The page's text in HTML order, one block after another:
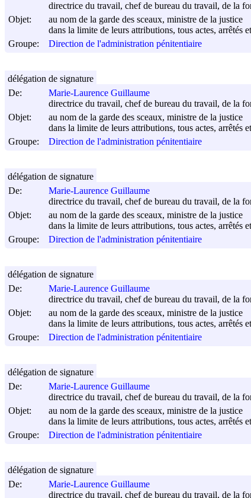
directrice du travail, chef de bureau du travail, de la
Objet:
au nom de la garde des sceaux, ministre de la justice
dans la limite de leurs attributions, tous actes, arrêtés
Groupe:
Direction de l'administration pénitentiaire
De:
Marie-Laurence Guillaume
directrice du travail, chef de bureau du travail, de la
Objet:
au nom de la garde des sceaux, ministre de la justice
dans la limite de leurs attributions, tous actes, arrêtés
Groupe:
Direction de l'administration pénitentiaire
délégation de signature
De:
Marie-Laurence Guillaume
directrice du travail, chef de bureau du travail, de la
Objet:
au nom de la garde des sceaux, ministre de la justice
dans la limite de leurs attributions, tous actes, arrêtés
Groupe:
Direction de l'administration pénitentiaire
délégation de signature
De:
Marie-Laurence Guillaume
directrice du travail, chef de bureau du travail, de la
Objet:
au nom de la garde des sceaux, ministre de la justice
dans la limite de leurs attributions, tous actes, arrêtés
Groupe:
Direction de l'administration pénitentiaire
délégation de signature
De:
Marie-Laurence Guillaume
directrice du travail, chef de bureau du travail, de la
Objet:
au nom de la garde des sceaux, ministre de la justice
dans la limite de leurs attributions, tous actes, arrêtés
Groupe:
Direction de l'administration pénitentiaire
délégation de signature
De:
Marie-Laurence Guillaume
directrice du travail, chef de bureau du travail, de la
délégation de signature